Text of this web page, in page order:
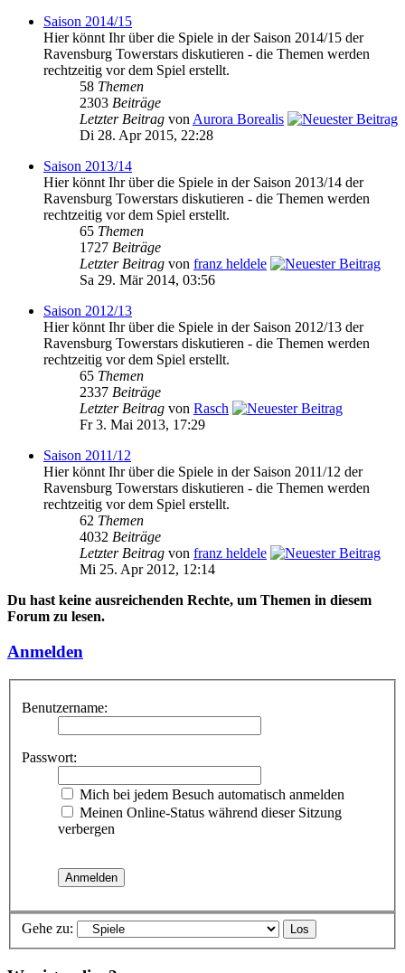
Saison 2014/15
Hier könnt Ihr über die Spiele in der Saison 2014/15 der
Ravensburg Towerstars diskutieren - die Themen werden
rechtzeitig vor dem Spiel erstellt.
58 Themen
2303 Beiträge
Letzter Beitrag von Aurora Borealis
Di 28. Apr 2015, 22:28
Saison 2013/14
Hier könnt Ihr über die Spiele in der Saison 2013/14 der
Ravensburg Towerstars diskutieren - die Themen werden
rechtzeitig vor dem Spiel erstellt.
65 Themen
1727 Beiträge
Letzter Beitrag von franz heldele
Sa 29. Mär 2014, 03:56
Saison 2012/13
Hier könnt Ihr über die Spiele in der Saison 2012/13 der
Ravensburg Towerstars diskutieren - die Themen werden
rechtzeitig vor dem Spiel erstellt.
65 Themen
2337 Beiträge
Letzter Beitrag von Rasch
Fr 3. Mai 2013, 17:29
Saison 2011/12
Hier könnt Ihr über die Spiele in der Saison 2011/12 der
Ravensburg Towerstars diskutieren - die Themen werden
rechtzeitig vor dem Spiel erstellt.
62 Themen
4032 Beiträge
Letzter Beitrag von franz heldele
Mi 25. Apr 2012, 12:14
Du hast keine ausreichenden Rechte, um Themen in diesem
Forum zu lesen.
Anmelden
Benutzername:
Passwort:
Mich bei jedem Besuch automatisch anmelden
Meinen Online-Status während dieser Sitzung
verbergen
Gehe zu: